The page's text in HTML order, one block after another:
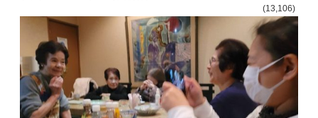
(13,106)